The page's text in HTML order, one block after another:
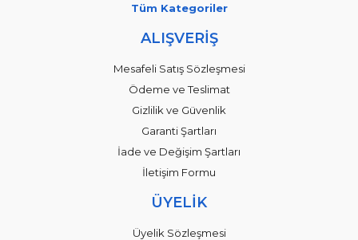
Tüm Kategoriler
ALIŞVERİŞ
Mesafeli Satış Sözleşmesi
Ödeme ve Teslimat
Gizlilik ve Güvenlik
Garanti Şartları
İade ve Değişim Şartları
İletişim Formu
ÜYELİK
Üyelik Sözleşmesi